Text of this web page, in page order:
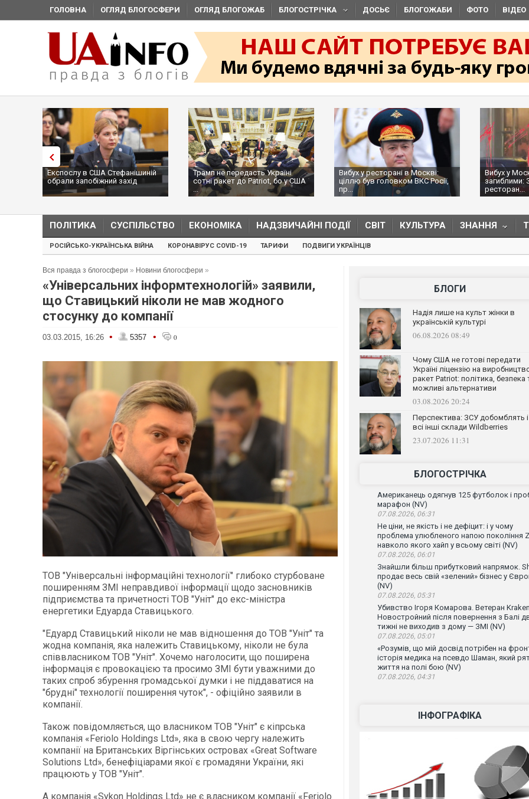
ГОЛОВНА ОГЛЯД БЛОГОСФЕРИ ОГЛЯД БЛОГОЖАБ БЛОГОСТРІЧКА ДОСЬЄ БЛОГОЖАБИ ФОТО ВІДЕО
Експослу в США Стефанішиній
обрали запобіжний захід
Трамп не передасть Україні
сотні ракет до Patriot, бо у США
Вибух у ресторані в Москві:
ціллю був головком ВКС Росії,
пр...
Вибух у
загиблими:
ресторан...
ПОЛІТИКА СУСПІЛЬСТВО ЕКОНОМІКА НАДЗВИЧАЙНІ ПОДІЇ СВІТ КУЛЬТУРА ЗНАННЯ
РОСІЙСЬКО-УКРАЇНСЬКА ВІЙНА КОРОНАВІРУС COVID-19 ТАРИФИ ПОДВИГИ УКРАЇНЦІВ
Вся правда з блогосфери » Новини блогосфери »
«Універсальних інформтехнологій» заявили,
що Ставицький ніколи не мав жодного
стосунку до компанії
03.03.2015, 16:26 • 5357 • 0
TOB "Універсальні інформаційні технології" глибоко стурбоване
поширенням ЗМІ неправдивої інформації щодо засновників
підприємства та причетності ТОВ "Уніт" до екс-міністра
енергетики Едуарда Ставицького.
"Едуард Ставицький ніколи не мав відношення до ТОВ "Уніт" та
жодна компанія, яка належить Ставицькому, ніколи не була
співвласником ТОВ "Уніт". Хочемо наголосити, що поширена
інформація є провокацією та просимо ЗМІ бути уважними до
таких спроб збурення громадської думки і не піддаватися на
"брудні" технології поширення чуток", - офіційно заявили в
компанії.
Також повідомляється, що власником ТОВ "Уніт" є кіпрська
компанія «Feriolo Holdings Ltd», яка в свою чергу належить
компанії на Британських Віргінських островах «Great Software
Solutions Ltd», бенефіціарами якої є громадяни України, які
працюють у ТОВ "Уніт".
А компанія «Sykon Holdings Ltd» не є власником компанії «Feriolo
БЛОГИ
Надія лише на культ жінки в
українській культурі
06.08.2026 08:49
Чому США не готові передати
Україні ліцензію на
ракет Patriot: політика, безпека
можливі альтернативи
03.08.2026 20:24
Перспектива: ЗСУ добомблять і
всі інші склади Wildberries
23.07.2026 11:31
БЛОГОСТРІЧКА
Американець одягнув 125 футболок і
марафон (NV)
07.08.2026, 06:31
Не ціни, не якість і не дефіцит: і у чому
проблема улюбленого напою покоління
навколо якого хайп у всьому світі (NV)
07.08.2026, 06:01
Знайшли більш прибутковий напрямок.
продає весь свій «зелений» бізнес у
(NV)
07.08.2026, 05:31
Убивство Ігоря Комарова. Ветеран Kraken
Новостройний після повернення з Балі
тижні не виходив з дому — ЗМІ (NV)
07.08.2026, 05:01
«Розумів, що мій досвід потрібен на
історія медика на псевдо Шаман, який
життя на полі бою (NV)
07.08.2026, 04:31
ІНФОГРАФІКА